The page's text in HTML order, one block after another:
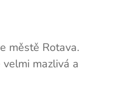
městě Rotava.
mazlivá a